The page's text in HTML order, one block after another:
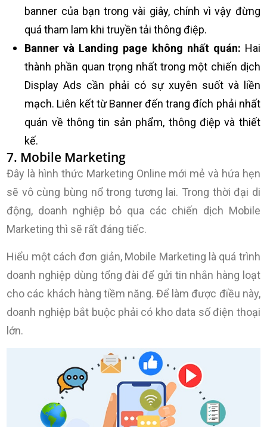
banner của bạn trong vài giây, chính vì vậy đừng
quá tham lam khi truyền tải thông điệp.
Banner và Landing page không nhất quán: Hai
thành phần quan trọng nhất trong một chiến dịch
Display Ads cần phải có sự xuyên suốt và liền
mạch. Liên kết từ Banner đến trang đích phải nhất
quán về thông tin sản phẩm, thông điệp và thiết
kế.
7. Mobile Marketing
Đây là hình thức Marketing Online mới mẻ và hứa hẹn
sẽ vô cùng bùng nổ trong tương lai. Trong thời đại di
động, doanh nghiệp bỏ qua các chiến dịch Mobile
Marketing thì sẽ rất đáng tiếc.
Hiểu một cách đơn giản, Mobile Marketing là quá trình
doanh nghiệp dùng tổng đài để gửi tin nhắn hàng loạt
cho các khách hàng tiềm năng. Để làm được điều này,
doanh nghiệp bắt buộc phải có kho data số điện thoại
lớn.